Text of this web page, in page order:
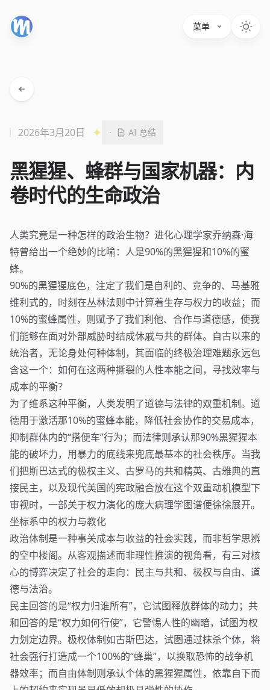
菜单
黑猩猩、蜂群与国家机器：内
卷时代的生命政治
2026年3月20日 · AI 总结
人类究竟是一种怎样的政治生物？进化心理学家乔纳森·海
特曾给出一个绝妙的比喻：人是90%的黑猩猩和10%的蜜
蜂。
90%的黑猩猩底色，注定了我们是自利的、竞争的、马基雅
维利式的，时刻在丛林法则中计算着生存与权力的收益；而
10%的蜜蜂属性，则赋予了我们利他、合作与道德感，使我
们能够在面对外部威胁时结成休戚与共的群体。自古以来的
统治者，无论身处何种体制，其面临的终极治理难题永远包
含这一个：如何在这两种撕裂的人性本能之间，寻找效率与
成本的平衡？
为了维系这种平衡，人类发明了道德与法律的双重机制。道
德用于激活那10%的蜜蜂本能，降低社会协作的交易成本，
抑制群体内的“搭便车”行为；而法律则承认那90%黑猩猩本
能的破坏力，用暴力的底线来兜底最基本的社会秩序。当我
们把斯巴达式的极权主义、古罗马的共和精英、古雅典的直
接民主，以及现代美国的宪政融合放在这个双重动机模型下
审视时，一部关于权力演化的庞大病理学图谱便徐徐展开。
坐标系中的权力与教化
政治体制是一种事关成本与收益的社会实践，而非哲学思辨
的空中楼阁。从客观描述而非理性推演的视角看，有三对核
心的博弈决定了社会的走向：民主与共和、极权与自由、道
德与法治。
民主回答的是“权力归谁所有”，它试图释放群体的动力；共
和回答的是“权力如何行使”，它警惕人性的幽暗，试图为权
力划定边界。极权体制如古斯巴达，试图通过抹杀个体，将
社会强行打造成一个100%的“蜂巢”，以换取恐怖的战争机
器效率；而自由体制则承认个体的黑猩猩属性，依靠自下而